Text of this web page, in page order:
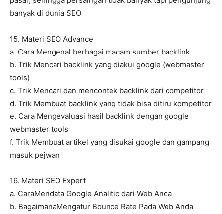
banyak di dunia SEO
15. Materi SEO Advance
a. Cara Mengenal berbagai macam sumber backlink
b. Trik Mencari backlink yang diakui google (webmaster
tools)
c. Trik Mencari dan mencontek backlink dari competitor
d. Trik Membuat backlink yang tidak bisa ditiru kompetitor
e. Cara Mengevaluasi hasil backlink dengan google
webmaster tools
f. Trik Membuat artikel yang disukai google dan gampang
masuk pejwan
16. Materi SEO Expert
a. CaraMendata Google Analitic dari Web Anda
b. BagaimanaMengatur Bounce Rate Pada Web Anda